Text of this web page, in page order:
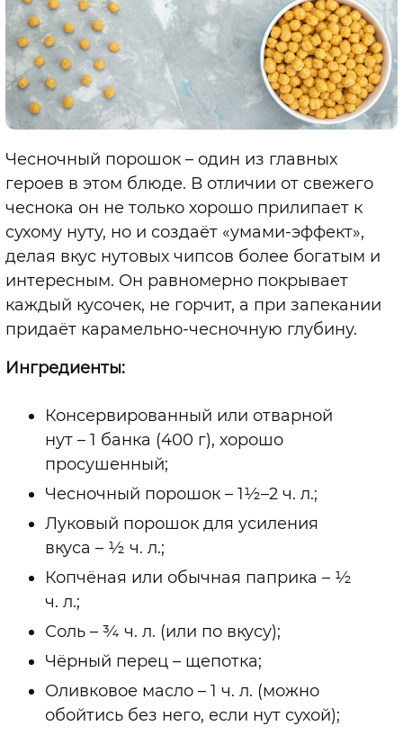
Чесночный порошок – один из главных
героев в этом блюде. В отличии от свежего
чеснока он не только хорошо прилипает к
сухому нуту, но и создаёт «умами-эффект»,
делая вкус нутовых чипсов более богатым и
интересным. Он равномерно покрывает
каждый кусочек, не горчит, а при запекании
придаёт карамельно-чесночную глубину.
Ингредиенты:
Консервированный или отварной
нут – 1 банка (400 г), хорошо
просушенный;
Чесночный порошок – 1½–2 ч. л.;
Луковый порошок для усиления
вкуса – ½ ч. л.;
Копчёная или обычная паприка – ½
ч. л.;
Соль – ¾ ч. л. (или по вкусу);
Чёрный перец – щепотка;
Оливковое масло – 1 ч. л. (можно
обойтись без него, если нут сухой);